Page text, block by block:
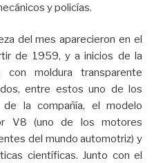
y policías.
del mes aparecieron en el
de 1959, y a inicios de la
moldura transparente
entre estos uno de los
la compañía, el modelo
V8 (uno de los motores
del mundo automotriz) y
científicas. Junto con el